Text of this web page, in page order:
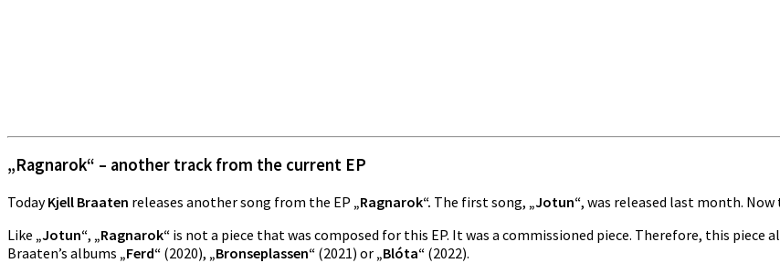
„Ragnarok“ – another track from the current EP
TodayKjell Braaten releases another song from the EP „Ragnarok“. The first song, „Jotun“, was released last month.
Like „Jotun“, „Ragnarok“ is not a piece that was composed for this EP. It was a commissioned piece. Therefore, this
Braaten’s albums „Ferd“ (2020), „Bronseplassen“ (2021) or„Blóta“ (2022).